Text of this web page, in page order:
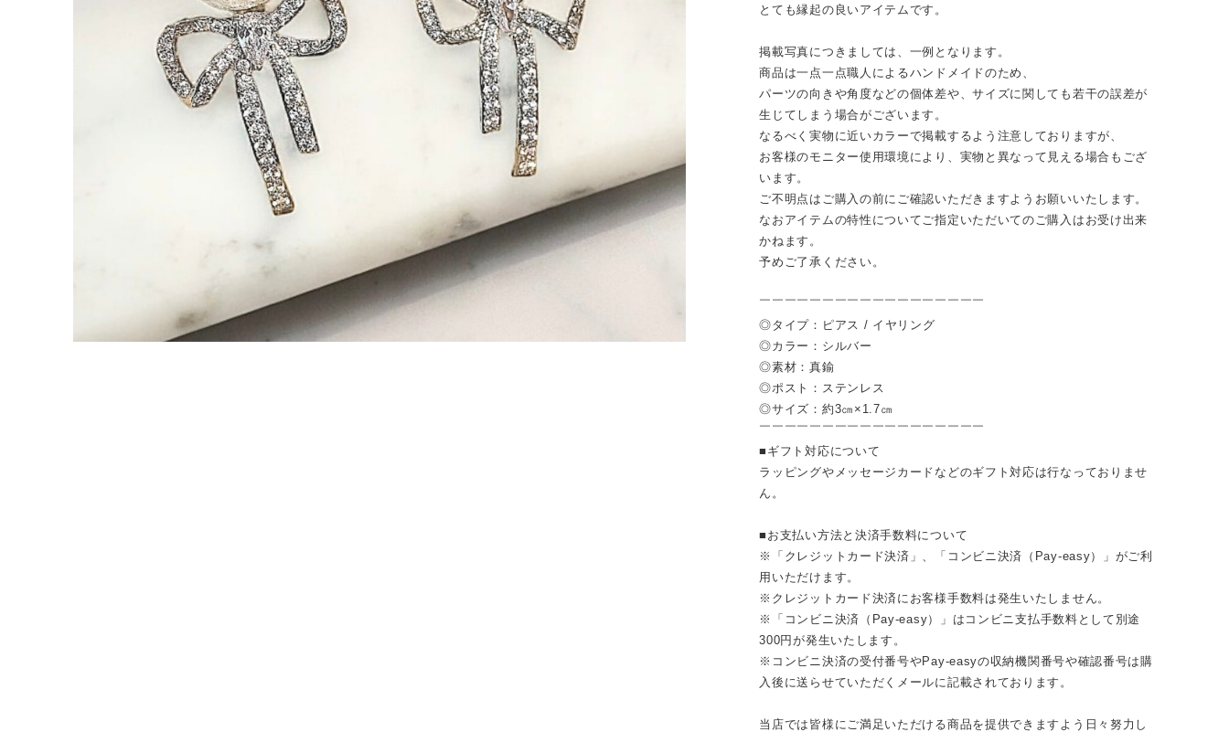
とても縁起の良いアイテムです。
掲載写真につきましては、一例となります。
商品は一点一点職人によるハンドメイドのため、
パーツの向きや角度などの個体差や、サイズに関しても若干の誤差が
生じてしまう場合がございます。
なるべく実物に近いカラーで掲載するよう注意しておりますが、
お客様のモニター使用環境により、実物と異なって見える場合もござ
います。
ご不明点はご購入の前にご確認いただきますようお願いいたします。
なおアイテムの特性についてご指定いただいてのご購入はお受け出来
かねます。
予めご了承ください。
￣￣￣￣￣￣￣￣￣￣￣￣￣￣￣￣￣￣
◎タイプ：ピアス / イヤリング
◎カラー：シルバー
◎素材：真鍮
◎ポスト：ステンレス
◎サイズ：約3㎝×1.7㎝
￣￣￣￣￣￣￣￣￣￣￣￣￣￣￣￣￣￣
■ギフト対応について
ラッピングやメッセージカードなどのギフト対応は行なっておりませ
ん。
■お支払い方法と決済手数料について
※「クレジットカード決済」、「コンビニ決済（Pay-easy）」がご利
用いただけます。
※クレジットカード決済にお客様手数料は発生いたしません。
※「コンビニ決済（Pay-easy）」はコンビニ支払手数料として別途
300円が発生いたします。
※コンビニ決済の受付番号やPay-easyの収納機関番号や確認番号は購
入後に送らせていただくメールに記載されております。
当店では皆様にご満足いただける商品を提供できますよう日々努力し